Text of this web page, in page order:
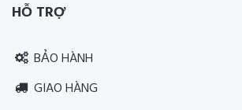
HỖ TRỢ
BẢO HÀNH
GIAO HÀNG